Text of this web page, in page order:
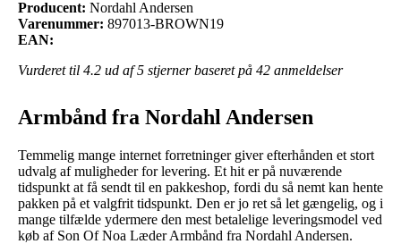
Producent: Nordahl Andersen
Varenummer: 897013-BROWN19
EAN:
Vurderet til 4.2 ud af 5 stjerner baseret på 42 anmeldelser
Armbånd fra Nordahl Andersen
Temmelig mange internet forretninger giver efterhånden et stort
udvalg af muligheder for levering. Et hit er på nuværende
tidspunkt at få sendt til en pakkeshop, fordi du så nemt kan hente
pakken på et valgfrit tidspunkt. Den er jo ret så let gængelig, og i
mange tilfælde ydermere den mest betalelige leveringsmodel ved
køb af Son Of Noa Læder Armbånd fra Nordahl Andersen.